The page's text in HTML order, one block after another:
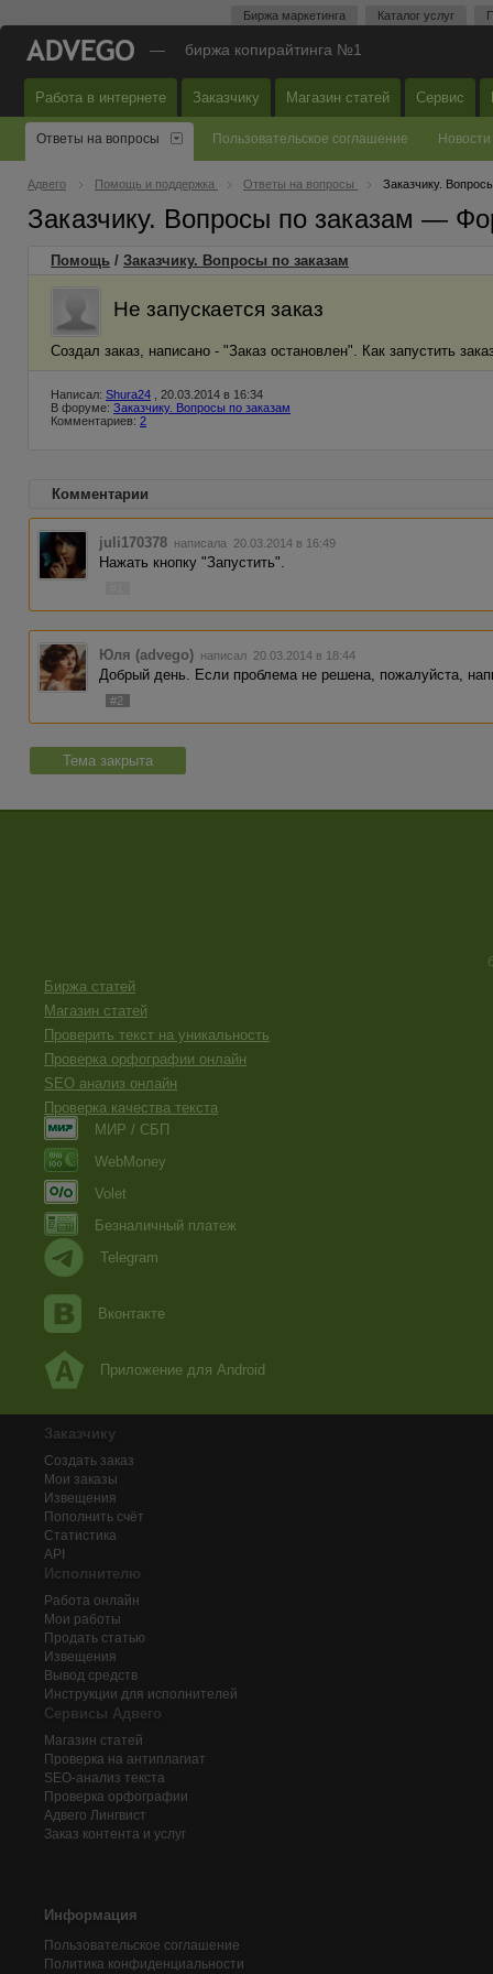
Биржа маркетинга Каталог услуг
— биржа копирайтинга №1
Работа в интернете Заказчику Магазин статей Сервис
Ответы на вопросы Пользовательское соглашение Новости
Адвего Помощь и поддержка Ответы на вопросы Заказчику.
Заказчику. Вопросы по заказам —
Помощь / Заказчику. Вопросы по заказам
Не запускается заказ
Создал заказ, написано - "Заказ остановлен". Как запустить
Написал: Shura24 , 20.03.2014 в 16:34
В форуме: Заказчику. Вопросы по заказам
Комментариев: 2
Комментарии
juli170378 написала 20.03.2014 в 16:49
Нажать кнопку "Запустить".
Юля (advego) написал 20.03.2014 в 18:44
Добрый день. Если проблема не решена, пожалуйста,
#2
Тема закрыта
Биржа статей
Магазин статей
Проверить текст на уникальность
Проверка орфографии онлайн
SEO анализ онлайн
Проверка качества текста
МИР / СБП
WebMoney
Volet
Безналичный платеж
Telegram
Вконтакте
Приложение для Android
Заказчику
Создать заказ
Мои заказы
Извещения
Пополнить счёт
Статистика
API
Исполнителю
Работа онлайн
Мои работы
Продать статью
Извещения
Вывод средств
Инструкции для исполнителей
Сервисы Адвего
Магазин статей
Проверка на антиплагиат
SEO-анализ текста
Проверка орфографии
Адвего Лингвист
Заказ контента и услуг
Информация
Пользовательское соглашение
Политика конфиденциальности